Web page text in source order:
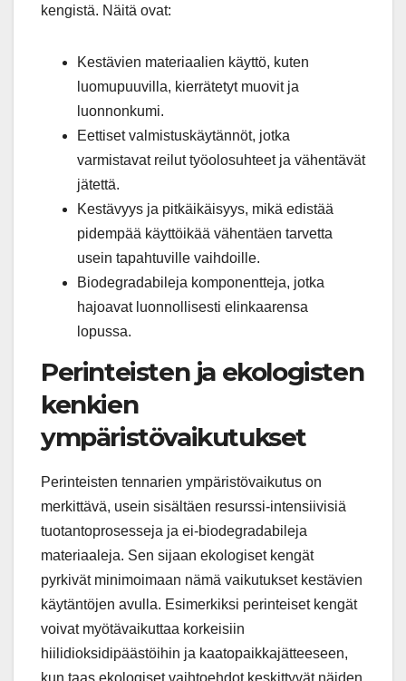
kengistä. Näitä ovat:
Kestävien materiaalien käyttö, kuten
luomupuuvilla, kierrätetyt muovit ja
luonnonkumi.
Eettiset valmistuskäytännöt, jotka
varmistavat reilut työolosuhteet ja vähentävät
jätettä.
Kestävyys ja pitkäikäisyys, mikä edistää
pidempää käyttöikää vähentäen tarvetta
usein tapahtuville vaihdoille.
Biodegradabileja komponentteja, jotka
hajoavat luonnollisesti elinkaarensa
lopussa.
Perinteisten ja ekologisten
kenkien
ympäristövaikutukset
Perinteisten tennarien ympäristövaikutus on
merkittävä, usein sisältäen resurssi-intensiivisiä
tuotantoprosesseja ja ei-biodegradabileja
materiaaleja. Sen sijaan ekologiset kengät
pyrkivät minimoimaan nämä vaikutukset kestävien
käytäntöjen avulla. Esimerkiksi perinteiset kengät
voivat myötävaikuttaa korkeisiin
hiilidioksidipäästöihin ja kaatopaikkajätteeseen,